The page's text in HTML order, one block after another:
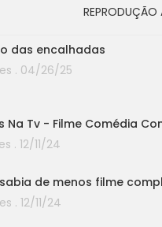
das encalhadas
. 04/26/25
Na Tv - Filme Comédia
. 12/11/24
de menos filme
. 12/11/24